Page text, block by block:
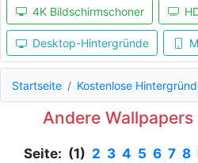
4K Bildschirmschoner
Desktop-Hintergründe
Startseite Kostenlose
Andere Wallpapers
Seite: (1) 2 3 4 5 6 7 8